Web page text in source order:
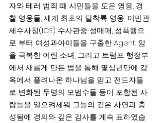
자와 테러 범죄 때 시민들을 도운 영웅, 경
찰 영웅들, 세계 최초의 달착륙 영웅, 이민관
세수사청(ICE) 수사관중 성매매, 성폭행으
로 부터 여성과아이들을 구출한 Agent, 암
을 극복한 어린 소녀, 그리고 트럼프 행정부
에서 새롭게 만든 법을 통해 몇십년만에 감
옥에서 풀려나온 하나님을 믿고 전도자들
로 변화된 두명의 모범수들 등이 포함된 사
람들을 일으켜세워 그들의 깊은 사연과 충
성됨에 경의와 깊은 감사를 계속 표하였습